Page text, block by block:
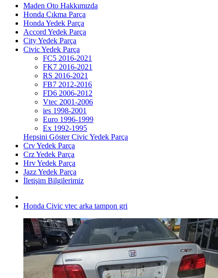
Maden Oto Hakkımızda
Honda Çıkma Parça
Honda Yedek Parça
Accord Yedek Parça
City Yedek Parça
Civic Yedek Parça
FC5 2016-2021
FK7 2016-2021
RS 2016-2021
FB7 2012-2016
FD6 2006-2012
Vtec 2001-2006
ies 1998-2001
Euro 1996-1999
Ex 1992-1995
Hepsini Göster Civic Yedek Parça
Crv Yedek Parça
Crz Yedek Parça
Hrv Yedek Parça
Jazz Yedek Parça
İletişim Bilgilerimiz
Honda Civic vtec arka tampon gri